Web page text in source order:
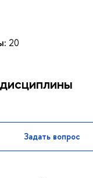
20
Задать вопрос